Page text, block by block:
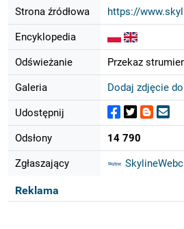
Strona źródłowa https://
Encyklopedia
Odświeżanie Przekaz
Galeria Dodaj zdjęcie
Udostępnij
Odsłony 14 790
Zgłaszający
Reklama